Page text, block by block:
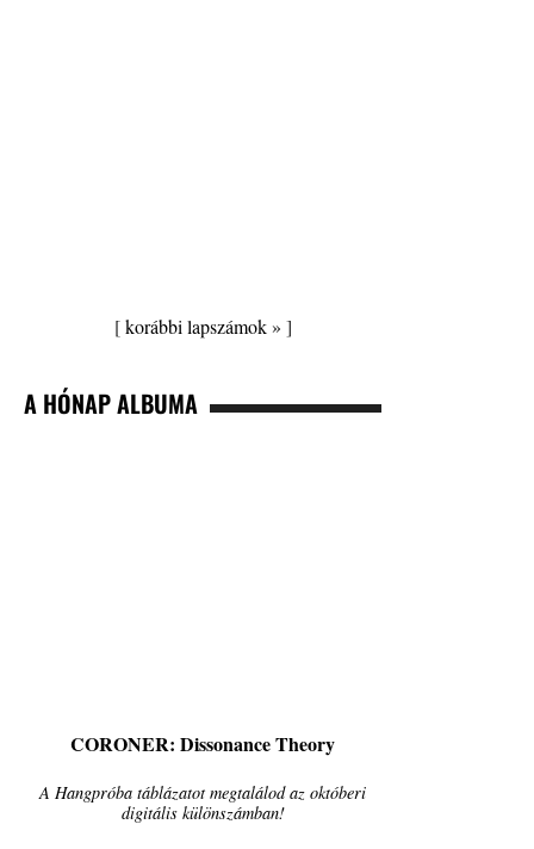
[korábbi lapszámok » ]
A HÓNAP ALBUMA
CORONER: Dissonance Theory
A Hangpróba táblázatot megtalálod az októberi
digitális különszámban!